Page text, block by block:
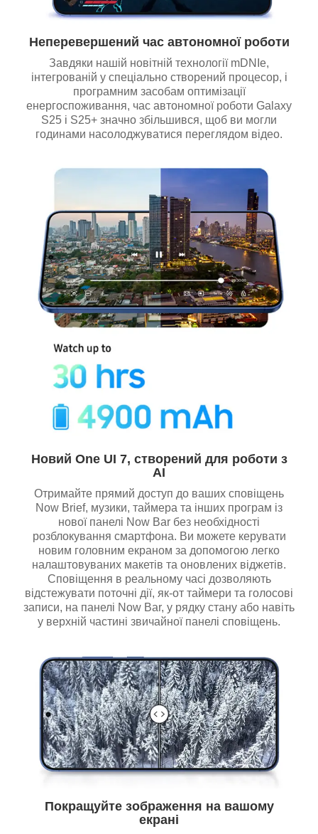
Неперевершений час автономної роботи
Завдяки нашій новітній технології mDNIe,
інтегрованій у спеціально створений процесор, і
програмним засобам оптимізації
енергоспоживання, час автономної роботи Galaxy
S25 і S25+ значно збільшився, щоб ви могли
годинами насолоджуватися переглядом відео.
Новий One UI 7, створений для роботи з
AI
Отримайте прямий доступ до ваших сповіщень
Now Brief, музики, таймера та інших програм із
нової панелі Now Bar без необхідності
розблокування смартфона. Ви можете керувати
новим головним екраном за допомогою легко
налаштовуваних макетів та оновлених віджетів.
Сповіщення в реальному часі дозволяють
відстежувати поточні дії, як-от таймери та голосові
записи, на панелі Now Bar, у рядку стану або навіть
у верхній частині звичайної панелі сповіщень.
Покращуйте зображення на вашому
екрані